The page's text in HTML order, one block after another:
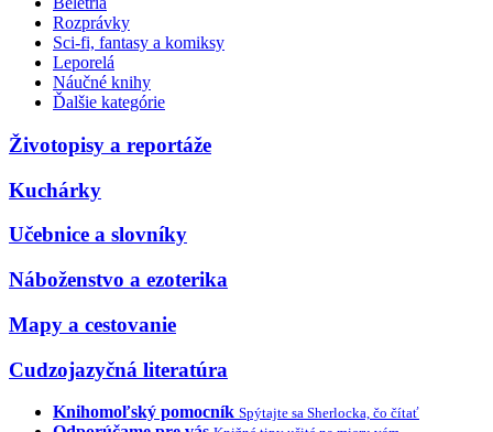
Rozprávky
Sci-fi, fantasy a komiksy
Leporelá
Náučné knihy
Ďalšie kategórie
Životopisy a reportáže
Kuchárky
Učebnice a slovníky
Náboženstvo a ezoterika
Mapy a cestovanie
Cudzojazyčná literatúra
Knihomoľský pomocník Spýtajte sa Sherlocka, čo čítať